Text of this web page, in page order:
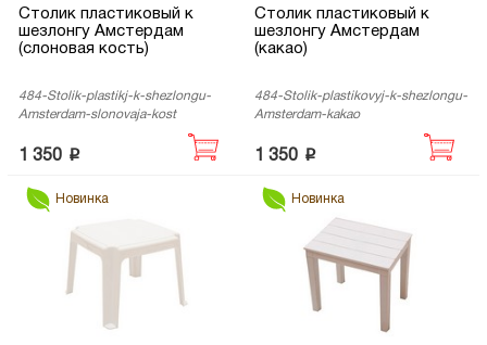
Столик пластиковый к
шезлонгу Амстердам
(слоновая кость)
484-Stolik-plastikj-k-shezlongu-
Amsterdam-slonovaja-kost
1 350 p
Столик пластиковый к
шезлонгу Амстердам
(какао)
484-Stolik-plastikovyj-k-shezlongu-
Amsterdam-kakao
1 350 p
Новинка Новинка